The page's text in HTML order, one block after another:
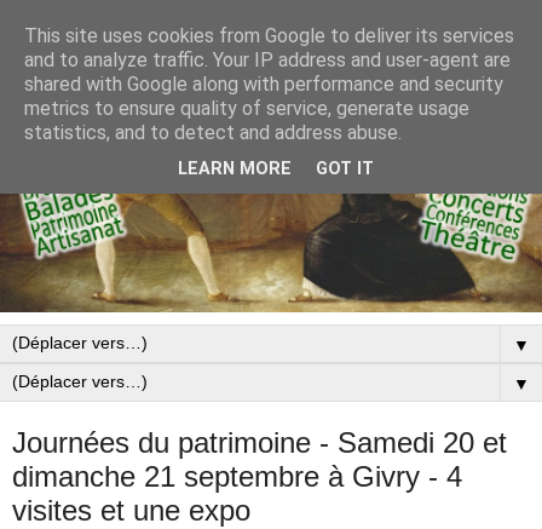
▼
▼
Journées du patrimoine - Samedi 20 et
dimanche 21 septembre à Givry - 4
visites et une expo
This site uses cookies from Google to deliver its services
and to analyze traffic. Your IP address and user-agent are
shared with Google along with performance and security
metrics to ensure quality of service, generate usage
statistics, and to detect and address abuse.
LEARN MORE GOT IT